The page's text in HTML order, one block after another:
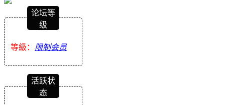
论坛等
级
等級： 限制会员
活跃状
态